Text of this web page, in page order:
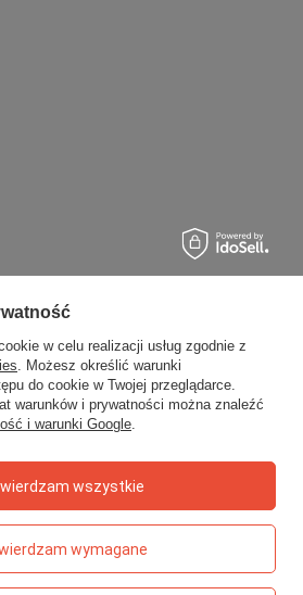
w celu realizacji usług zgodnie z
. Możesz określić warunki
do cookie w Twojej przeglądarce.
warunków i prywatności można znaleźć
i warunki Google.
wymagane
wszystkie